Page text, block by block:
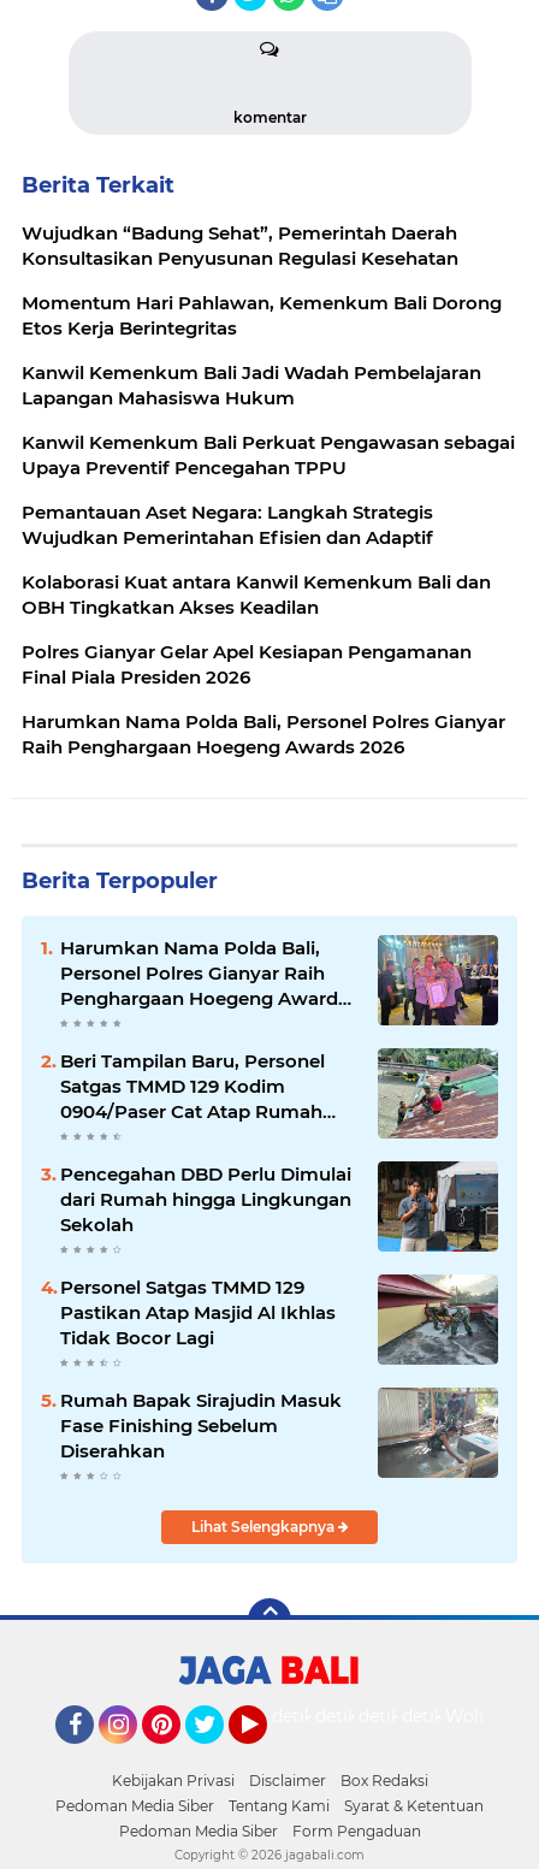
komentar
Berita Terkait
Wujudkan “Badung Sehat”, Pemerintah Daerah
Konsultasikan Penyusunan Regulasi Kesehatan
Momentum Hari Pahlawan, Kemenkum Bali Dorong
Etos Kerja Berintegritas
Kanwil Kemenkum Bali Jadi Wadah Pembelajaran
Lapangan Mahasiswa Hukum
Kanwil Kemenkum Bali Perkuat Pengawasan sebagai
Upaya Preventif Pencegahan TPPU
Pemantauan Aset Negara: Langkah Strategis
Wujudkan Pemerintahan Efisien dan Adaptif
Kolaborasi Kuat antara Kanwil Kemenkum Bali dan
OBH Tingkatkan Akses Keadilan
Polres Gianyar Gelar Apel Kesiapan Pengamanan
Final Piala Presiden 2026
Harumkan Nama Polda Bali, Personel Polres Gianyar
Raih Penghargaan Hoegeng Awards 2026
Berita Terpopuler
Harumkan Nama Polda Bali,
Personel Polres Gianyar Raih
Penghargaan Hoegeng Awards
2026
Beri Tampilan Baru, Personel
Satgas TMMD 129 Kodim
0904/Paser Cat Atap Rumah
Marbot
Pencegahan DBD Perlu Dimulai
dari Rumah hingga Lingkungan
Sekolah
Personel Satgas TMMD 129
Pastikan Atap Masjid Al Ikhlas
Tidak Bocor Lagi
Rumah Bapak Sirajudin Masuk
Fase Finishing Sebelum
Diserahkan
Lihat Selengkapnya
Kebijakan Privasi Disclaimer
Box Redaksi
Pedoman Media Siber
Tentang Kami
Syarat & Ketentuan
Pedoman Media Siber
Form Pengaduan
Copyright © 2026 jagabali.com